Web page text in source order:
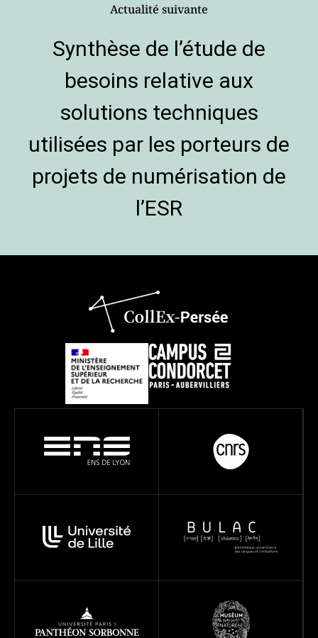
Actualité suivante
Synthèse de l’étude de
besoins relative aux
solutions techniques
utilisées par les porteurs de
projets de numérisation de
l’ESR